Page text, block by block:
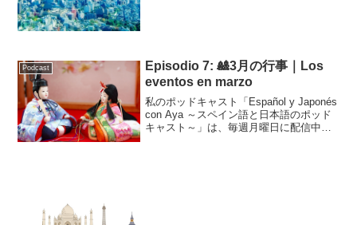
Podcast
Episodio 7: 🎎3月の行事｜Los
eventos en marzo
私のポッドキャスト「Español y Japonés
con Aya ～スペイン語と日本語のポッド
キャスト～」は、毎週月曜日に配信中で